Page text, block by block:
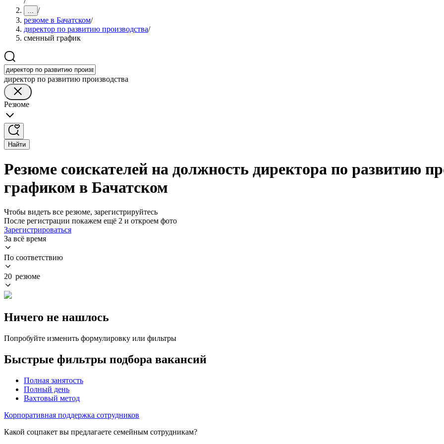
... /
резюме в Бачатском/
директор по развитию производства/
сменный график
директор по развитию производства
Резюме
Найти
Резюме соискателей на должность директора по развитию
графиком в Бачатском
Чтобы видеть все резюме, зарегистрируйтесь
После регистрации покажем ещё 2 и откроем фото
Зарегистрироваться
За всё время
По соответствию
20 резюме
Ничего не нашлось
Попробуйте изменить формулировку или фильтры
Быстрые фильтры подбора вакансий
Полная занятость
Полный день
Вахтовый метод
Корпоративная поддержка сотрудников
Какой соцпакет вы предлагаете семейным сотрудникам?